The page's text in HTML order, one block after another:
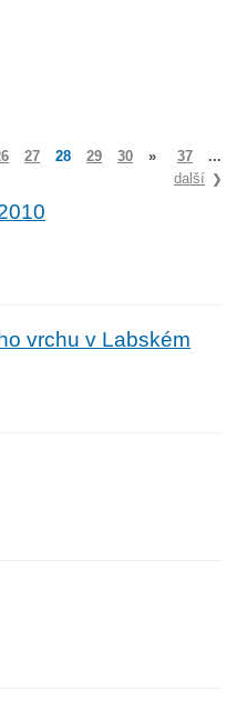
27 28 29 30 » 37
...
další
vrchu v Labském